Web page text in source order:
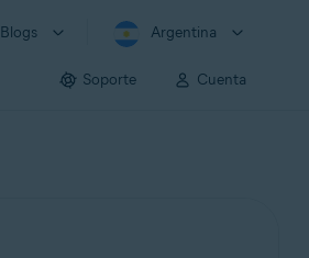
Blogs Argentina
Soporte Cuenta